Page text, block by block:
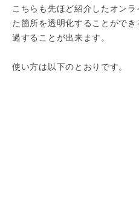
こちらも先ほど紹介したオン
た箇所を透明化することがで
過することが出来ます。
使い方は以下のとおりです。